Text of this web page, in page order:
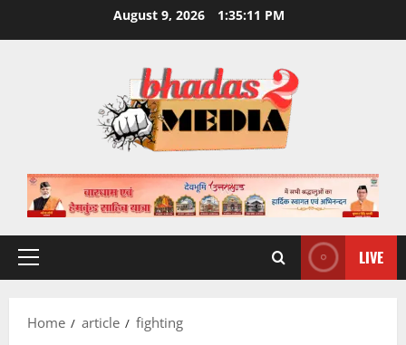
August 9, 2026 1:35:11 PM
Primary
LIVE
Home article fighting